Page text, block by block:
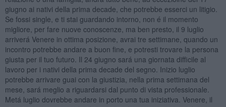
giugno ai nativi della prima decade, che potrebbe esserci un litigio.
Se fossi single, e ti stai guardando intorno, non é il momento
migliore, per fare nuove conoscenze, ma ben presto, il 9 luglio
arriverá Venere in ottima posizione, avrai tre settimane, quando un
incontro potrebbe andare a buon fine, e potresti trovare la persona
giusta per il tuo futuro. Il 24 giugno sará una giornata difficile al
lavoro per i nativi della prima decade del segno. Inizio luglio
potrebbe arrivare guai con la giustizia, nella prima settimana del
mese, sará meglio a riguardarsi dal punto di vista professionale.
Metá luglio dovrebbe andare in porto una tua iniziativa. Venere, il